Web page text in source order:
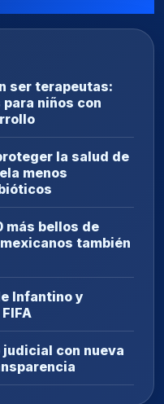
ser terapeutas:
niños con
la salud de
menos
más bellos de
también
Infantino y
con nueva